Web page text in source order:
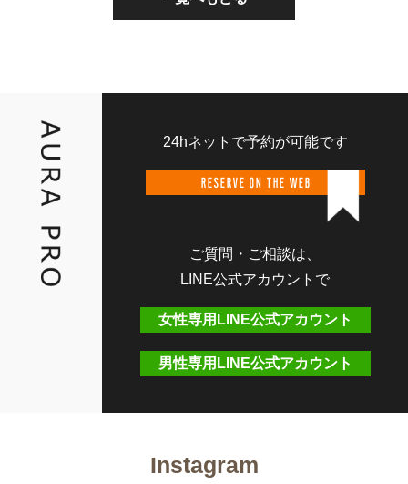
24hネットで予約が可能です
RESERVE ON THE WEB
ご質問・ご相談は、
LINE公式アカウントで
女性専用LINE公式アカウント
男性専用LINE公式アカウント
Instagram